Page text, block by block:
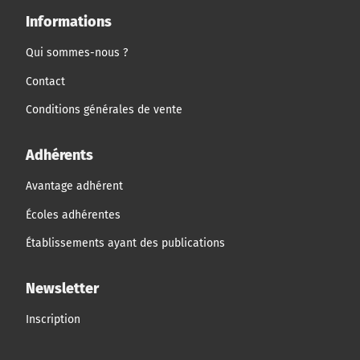
Informations
Qui sommes-nous ?
Contact
Conditions générales de vente
Adhérents
Avantage adhérent
Écoles adhérentes
Établissements ayant des publications
Newsletter
Inscription